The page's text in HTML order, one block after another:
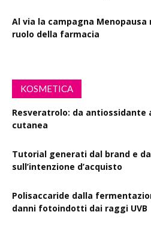
Al via la campagna
ruolo della farmacia
KOSMETICA
Resveratrolo: da antiossidante
cutanea
Tutorial generati dal brand e
sull’intenzione d’acquisto
Polisaccaride dalla
danni fotoindotti dai raggi UVB